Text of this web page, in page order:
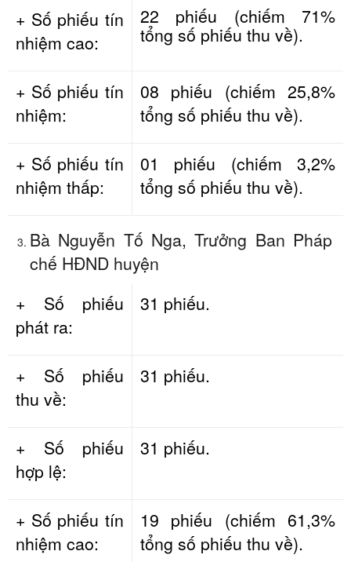
+ Số phiếu tín
nhiệm cao:
22 phiếu (chiếm 71%
tổng số phiếu thu về).
+ Số phiếu tín
nhiệm:
08 phiếu (chiếm 25,8%
tổng số phiếu thu về).
+ Số phiếu tín
nhiệm thấp:
01 phiếu (chiếm 3,2%
tổng số phiếu thu về).
Bà Nguyễn Tố Nga, Trưởng Ban Pháp
chế HĐND huyện
+ Số phiếu
phát ra:
31 phiếu.
+ Số phiếu
thu về:
31 phiếu.
+ Số phiếu
hợp lệ:
31 phiếu.
+ Số phiếu tín
nhiệm cao:
19 phiếu (chiếm 61,3%
tổng số phiếu thu về).